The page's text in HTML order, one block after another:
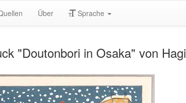
Über Sprache
"Doutonbori in Osaka" von